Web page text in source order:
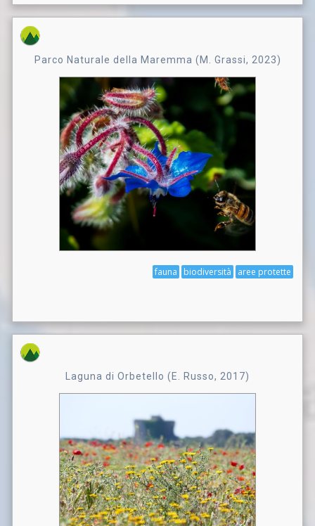
Parco Naturale della Maremma (M. Grassi, 2023)
aree protette
biodiversità
fauna
Laguna di Orbetello (E. Russo, 2017)